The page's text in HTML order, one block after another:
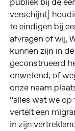
verschijnt]
te eindigen bij
afvragen of wij,
kunnen zijn in
geconstrueerd
onwetend, of
onze naam
“alles wat we op
vertelt een
in zijn